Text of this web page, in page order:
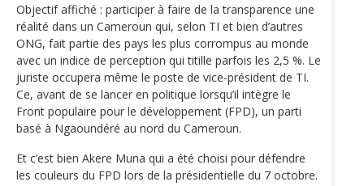
Objectif affiché : participer à faire de la transparence une
réalité dans un Cameroun qui, selon TI et bien d’autres
ONG, fait partie des pays les plus corrompus au monde
avec un indice de perception qui titille parfois les 2,5 %. Le
juriste occupera même le poste de vice-président de TI.
Ce, avant de se lancer en politique lorsqu’il intègre le
Front populaire pour le développement (FPD), un parti
basé à Ngaoundéré au nord du Cameroun.
Et c’est bien Akere Muna qui a été choisi pour défendre
les couleurs du FPD lors de la présidentielle du 7 octobre.